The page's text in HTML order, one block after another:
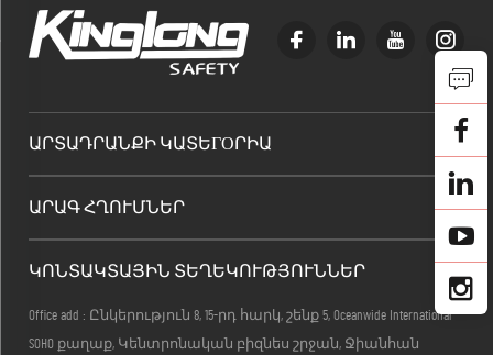
ԱՐՏԱԴՐԱՆՔԻ ԿԱՏԵГОՐԻԱ
ԱՐԱԳ ՀՂՈՒՄՆԵՐ
ԿՈՆՏԱԿՏԱՅԻՆ ՏԵՂԵԿՈՒԹՅՈՒՆՆԵՐ
Office add : Ընկերություն 8, 15-րդ հարկ, շենք 5, Oceanwide International
SOHO քաղաք, Կենտրոնական բիզնես շրջան, Ջիանհան